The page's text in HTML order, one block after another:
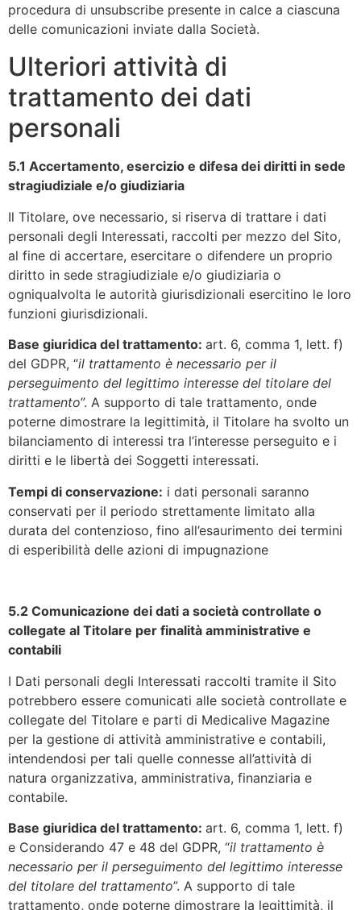
procedura di unsubscribe presente in calce a ciascuna
delle comunicazioni inviate dalla Società.
Ulteriori attività di
trattamento dei dati
personali
5.1 Accertamento, esercizio e difesa dei diritti in sede
stragiudiziale e/o giudiziaria
Il Titolare, ove necessario, si riserva di trattare i dati
personali degli Interessati, raccolti per mezzo del Sito,
al fine di accertare, esercitare o difendere un proprio
diritto in sede stragiudiziale e/o giudiziaria o
ogniqualvolta le autorità giurisdizionali esercitino le loro
funzioni giurisdizionali.
Base giuridica del trattamento: art. 6, comma 1, lett. f)
del GDPR, “il trattamento è necessario per il
perseguimento del legittimo interesse del titolare del
trattamento”. A supporto di tale trattamento, onde
poterne dimostrare la legittimità, il Titolare ha svolto un
bilanciamento di interessi tra l’interesse perseguito e i
diritti e le libertà dei Soggetti interessati.
Tempi di conservazione: i dati personali saranno
conservati per il periodo strettamente limitato alla
durata del contenzioso, fino all’esaurimento dei termini
di esperibilità delle azioni di impugnazione
5.2 Comunicazione dei dati a società controllate o
collegate al Titolare per finalità amministrative e
contabili
I Dati personali degli Interessati raccolti tramite il Sito
potrebbero essere comunicati alle società controllate e
collegate del Titolare e parti di Medicalive Magazine
per la gestione di attività amministrative e contabili,
intendendosi per tali quelle connesse all’attività di
natura organizzativa, amministrativa, finanziaria e
contabile.
Base giuridica del trattamento: art. 6, comma 1, lett. f)
e Considerando 47 e 48 del GDPR, “il trattamento è
necessario per il perseguimento del legittimo interesse
del titolare del trattamento”. A supporto di tale
trattamento, onde poterne dimostrare la legittimità, il